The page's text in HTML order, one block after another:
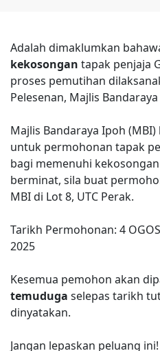
Adalah dimaklumkan
kekosongan tapak penjaja
proses pemutihan
Pelesenan, Majlis
Majlis Bandaraya Ipoh
untuk permohonan tapak
bagi memenuhi
berminat, sila buat
MBI di Lot 8, UTC Perak.
Tarikh Permohonan: 4
2025
Kesemua pemohon akan
temuduga selepas tarikh
dinyatakan.
Jangan lepaskan peluang ini!